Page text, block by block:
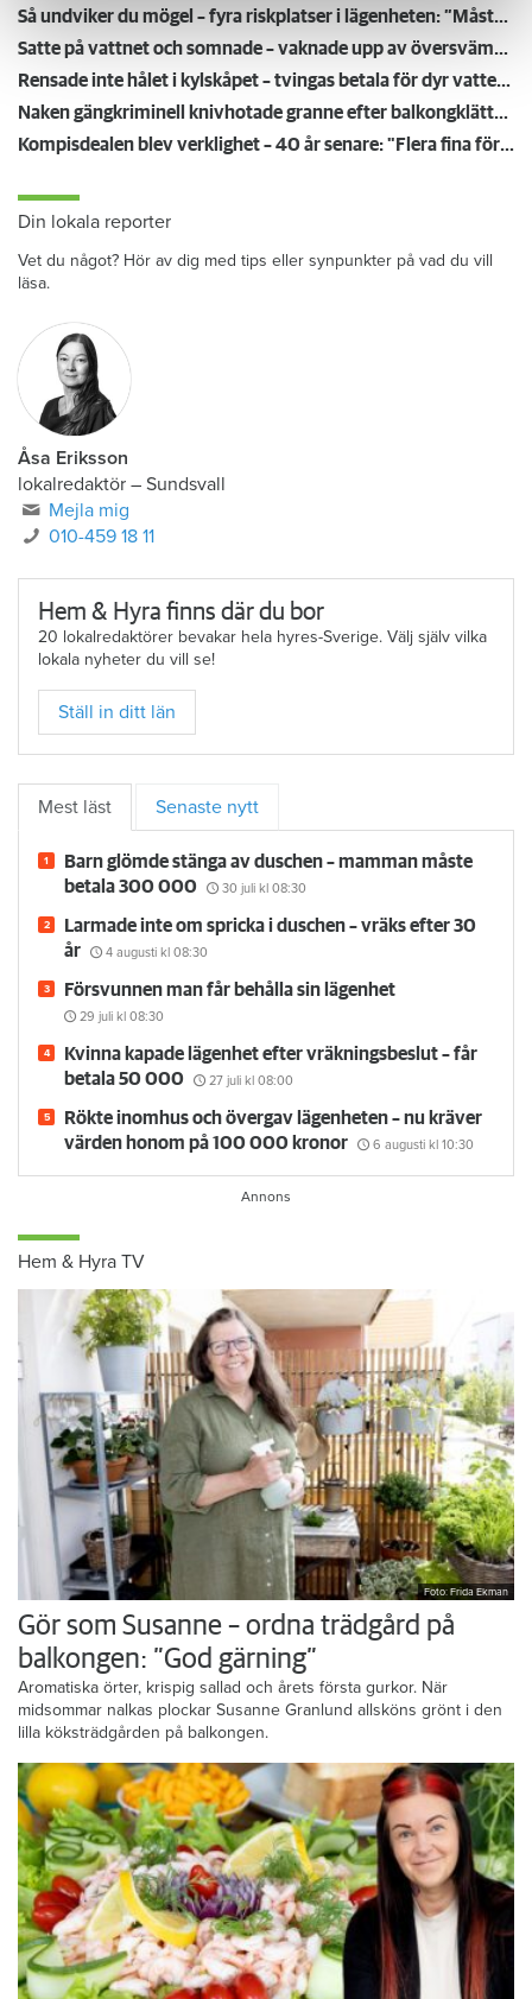
Så undviker du mögel – fyra riskplatser i lägenheten: ”Måste städa bort”
Satte på vattnet och somnade – vaknade upp av översvämning hos grannen
Rensade inte hålet i kylskåpet – tvingas betala för dyr vattenskada
Naken gängkriminell knivhotade granne efter balkongklättring
Kompisdealen blev verklighet – 40 år senare: "Flera fina fördelar med att dela bostad"
Din lokala reporter
Vet du något? Hör av dig med tips eller synpunkter på vad du vill
läsa.
Åsa Eriksson
lokalredaktör – Sundsvall
Mejla mig
010-459 18 11
Hem & Hyra finns där du bor
20 lokalredaktörer bevakar hela hyres-Sverige. Välj själv vilka
lokala nyheter du vill se!
Ställ in ditt län
Mest läst Senaste nytt
Barn glömde stänga av duschen – mamman måste
betala 300 000
30 juli kl 08:30
Larmade inte om spricka i duschen – vräks efter 30
år
4 augusti kl 08:30
Försvunnen man får behålla sin lägenhet
29 juli kl 08:30
Kvinna kapade lägenhet efter vräkningsbeslut – får
betala 50 000
27 juli kl 08:00
Rökte inomhus och övergav lägenheten – nu kräver
värden honom på 100 000 kronor
6 augusti kl 10:30
Hem & Hyra TV
Foto: Frida Ekman
Gör som Susanne – ordna trädgård på
balkongen: ”God gärning”
Aromatiska örter, krispig sallad och årets första gurkor. När
midsommar nalkas plockar Susanne Granlund allsköns grönt i den
lilla köksträdgården på balkongen.